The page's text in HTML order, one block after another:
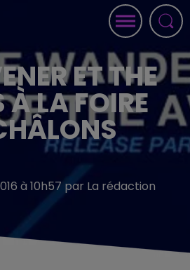
ET THE
À LA FOIRE
à 10h57 par La rédaction